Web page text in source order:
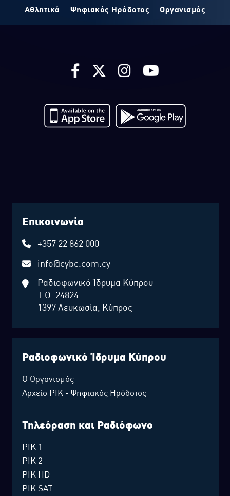
Αθλητικά Ψηφιακός Ηρόδοτος Οργανισμός
Επικοινωνία
+357 22 862 000
info@cybc.com.cy
Ραδιοφωνικό Ίδρυμα Κύπρου
Τ.Θ. 24824
1397 Λευκωσία, Κύπρος
Ραδιοφωνικό Ίδρυμα Κύπρου
Ο Οργανισμός
Αρχείο ΡΙΚ - Ψηφιακός Ηρόδοτος
Τηλεόραση και Ραδιόφωνο
ΡΙΚ 1
ΡΙΚ 2
ΡΙΚ HD
ΡΙΚ SAT